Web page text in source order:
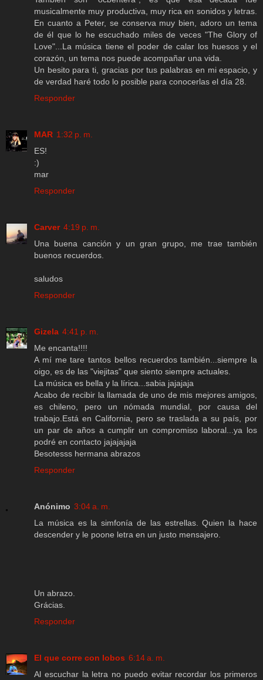
musicalmente muy productiva, muy rica en sonidos y letras.
En cuanto a Peter, se conserva muy bien, adoro un tema
de él que lo he escuchado miles de veces "The Glory of
Love"...La música tiene el poder de calar los huesos y el
corazón, un tema nos puede acompañar una vida.
Un besito para ti, gracias por tus palabras en mi espacio, y
de verdad haré todo lo posible para conocerlas el día 28.
Responder
MAR 1:32 p. m.
ES!
:)
mar
Responder
Carver 4:19 p. m.
Una buena canción y un gran grupo, me trae también
buenos recuerdos.
saludos
Responder
Gizela 4:41 p. m.
Me encanta!!!!
A mí me tare tantos bellos recuerdos también...siempre la
oigo, es de las "viejitas" que siento siempre actuales.
La música es bella y la lírica...sabia jajajaja
Acabo de recibir la llamada de uno de mis mejores amigos,
es chileno, pero un nómada mundial, por causa del
trabajo.Está en California, pero se traslada a su país, por
un par de años a cumplir un compromiso laboral...ya los
podré en contacto jajajajaja
Besotesss hermana abrazos
Responder
Anónimo 3:04 a. m.
La música es la simfonía de las estrellas. Quien la hace
descender y le poone letra en un justo mensajero.
Un abrazo.
Grácias.
Responder
El que corre con lobos 6:14 a. m.
Al escuchar la letra no puedo evitar recordar los primeros